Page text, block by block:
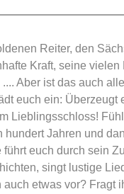
Reiter, den
Kraft, seine vielen
Aber ist das auch
euch ein: Überzeugt
Lieblingsschloss!
hundert Jahren und
führt euch durch sein
singt lustige
etwas vor? Fragt